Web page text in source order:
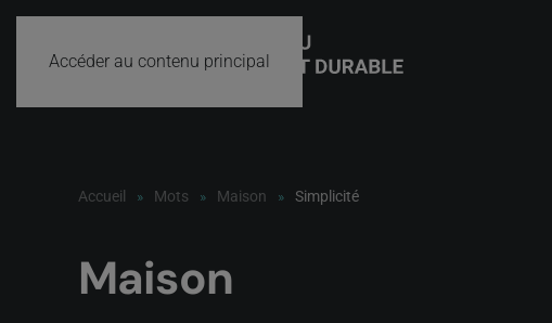
Accéder au contenu principal
Accueil Mots Maison Simplicité
Maison